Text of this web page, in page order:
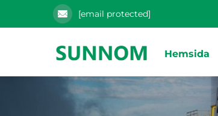
[email protected]
Hemsida